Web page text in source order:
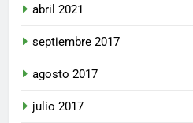
abril 2021
septiembre 2017
agosto 2017
julio 2017